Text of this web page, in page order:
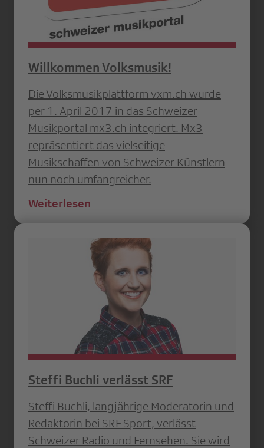
Willkommen Volksmusik!
Die Volksmusikplattform vxm.ch wurde
per 1. April 2017 in das Schweizer
Musikportal mx3.ch integriert. Mx3
repräsentiert das vielseitige
Musikschaffen von Schweizer Künstlern
nun noch umfangreicher.
Weiterlesen
Steffi Buchli verlässt SRF
Steffi Buchli, langjährige Moderatorin und
Redaktorin bei SRF Sport, verlässt
Schweizer Radio und Fernsehen. Sie wird